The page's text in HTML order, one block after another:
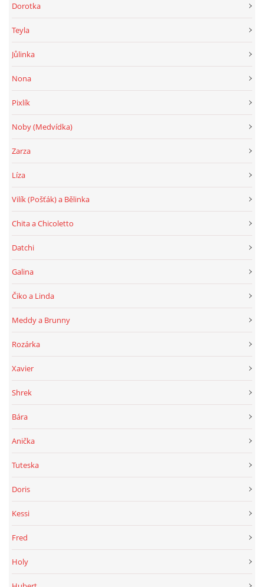
Dorotka
Teyla
Jůlinka
Nona
Pixlík
Noby (Medvídka)
Zarza
Líza
Vilík (Pošťák) a Bělinka
Chita a Chicoletto
Datchi
Galina
Čiko a Linda
Meddy a Brunny
Rozárka
Xavier
Shrek
Bára
Anička
Tuteska
Doris
Kessi
Fred
Holy